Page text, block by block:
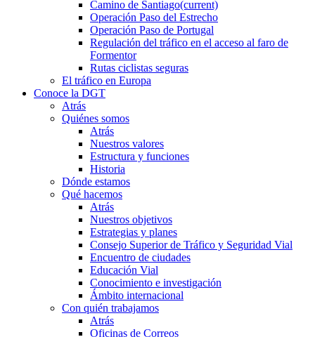
Camino de Santiago(current)
Operación Paso del Estrecho
Operación Paso de Portugal
Regulación del tráfico en el acceso al faro de
Formentor
Rutas ciclistas seguras
El tráfico en Europa
Conoce la DGT
Atrás
Quiénes somos
Atrás
Nuestros valores
Estructura y funciones
Historia
Dónde estamos
Qué hacemos
Atrás
Nuestros objetivos
Estrategias y planes
Consejo Superior de Tráfico y Seguridad Vial
Encuentro de ciudades
Educación Vial
Conocimiento e investigación
Ámbito internacional
Con quién trabajamos
Atrás
Oficinas de Correos